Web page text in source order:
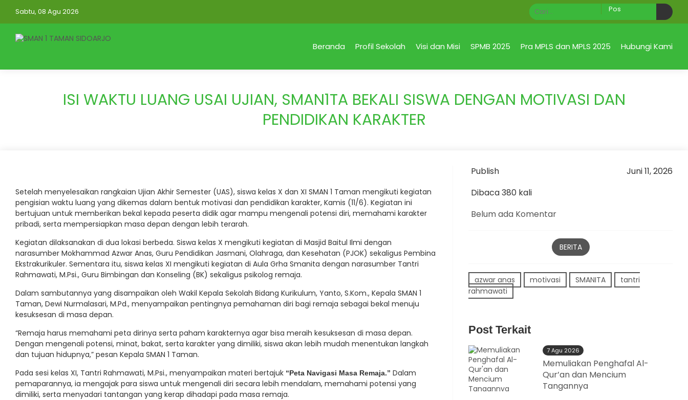
Sabtu, 08 Agu 2026 SELAMAT DATANG di Official Site SMA Negeri 1
Beranda Profil Sekolah Visi dan Misi SPMB 2025 Pra MPLS dan MPLS 2025 Hubungi Kami
ISI WAKTU LUANG USAI UJIAN, SMAN1TA BEKALI SISWA DENGAN MOTIVASI DAN
PENDIDIKAN KARAKTER
Setelah menyelesaikan rangkaian Ujian Akhir Semester (UAS), siswa kelas X dan XI SMAN 1 Taman mengikuti kegiatan
pengisian waktu luang yang dikemas dalam bentuk motivasi dan pendidikan karakter, Kamis (11/6). Kegiatan ini
bertujuan untuk memberikan bekal kepada peserta didik agar mampu mengenali potensi diri, memahami karakter
pribadi, serta mempersiapkan masa depan dengan lebih terarah.
Kegiatan dilaksanakan di dua lokasi berbeda. Siswa kelas X mengikuti kegiatan di Masjid Baitul Ilmi dengan
narasumber Mokhammad Azwar Anas, Guru Pendidikan Jasmani, Olahraga, dan Kesehatan (PJOK) sekaligus Pembina
Ekstrakurikuler. Sementara itu, siswa kelas XI mengikuti kegiatan di Aula Grha Smanita dengan narasumber Tantri
Rahmawati, M.Psi., Guru Bimbingan dan Konseling (BK) sekaligus psikolog remaja.
Dalam sambutannya yang disampaikan oleh Wakil Kepala Sekolah Bidang Kurikulum, Yanto, S.Kom., Kepala SMAN 1
Taman, Dewi Nurmalasari, M.Pd., menyampaikan pentingnya pemahaman diri bagi remaja sebagai bekal menuju
kesuksesan di masa depan.
“Remaja harus memahami peta dirinya serta paham karakternya agar bisa meraih kesuksesan di masa depan.
Dengan mengenali potensi, minat, bakat, serta karakter yang dimiliki, siswa akan lebih mudah menentukan langkah
dan tujuan hidupnya,” pesan Kepala SMAN 1 Taman.
Pada sesi kelas XI, Tantri Rahmawati, M.Psi., menyampaikan materi bertajuk “Peta Navigasi Masa Remaja.” Dalam
pemaparannya, ia mengajak para siswa untuk mengenali diri secara lebih mendalam, memahami potensi yang
dimiliki, serta menyadari tantangan yang kerap dihadapi pada masa remaja.
Publish
Juni 11, 2026
Dibaca 380 kali
Belum ada Komentar
BERITA
azwar anas motivasi SMANITA
tantri
rahmawati
Post Terkait
7 Agu 2026
Memuliakan Penghafal Al-
Qur’an dan Mencium
Tangannya